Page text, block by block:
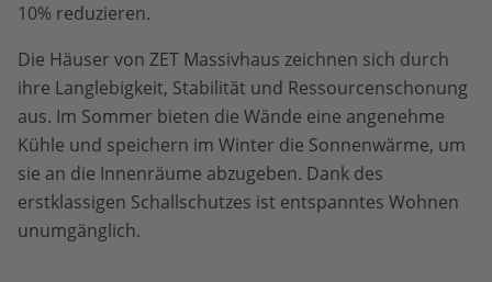
10% reduzieren.
Die Häuser von ZET Massivhaus zeichnen sich durch
ihre Langlebigkeit, Stabilität und Ressourcenschonung
aus. Im Sommer bieten die Wände eine angenehme
Kühle und speichern im Winter die Sonnenwärme, um
sie an die Innenräume abzugeben. Dank des
erstklassigen Schallschutzes ist entspanntes Wohnen
unumgänglich.